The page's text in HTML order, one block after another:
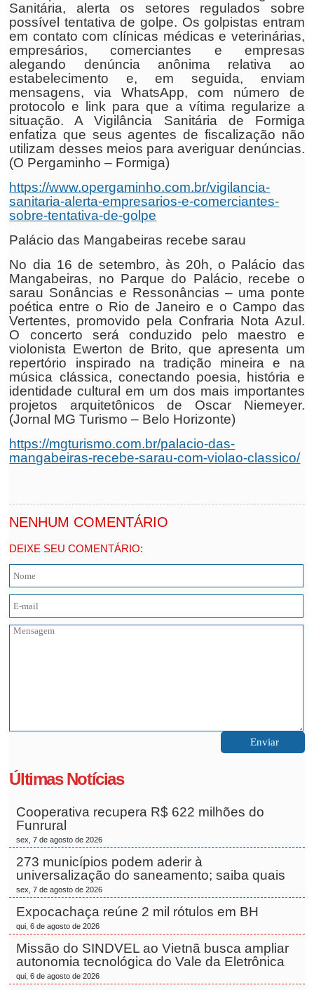
Sanitária, alerta os setores regulados sobre
possível tentativa de golpe. Os golpistas entram
em contato com clínicas médicas e veterinárias,
empresários, comerciantes e empresas
alegando denúncia anônima relativa ao
estabelecimento e, em seguida, enviam
mensagens, via WhatsApp, com número de
protocolo e link para que a vítima regularize a
situação. A Vigilância Sanitária de Formiga
enfatiza que seus agentes de fiscalização não
utilizam desses meios para averiguar denúncias.
(O Pergaminho – Formiga)
https://www.opergaminho.com.br/vigilancia-
sanitaria-alerta-empresarios-e-comerciantes-
sobre-tentativa-de-golpe
Palácio das Mangabeiras recebe sarau
No dia 16 de setembro, às 20h, o Palácio das
Mangabeiras, no Parque do Palácio, recebe o
sarau Sonâncias e Ressonâncias – uma ponte
poética entre o Rio de Janeiro e o Campo das
Vertentes, promovido pela Confraria Nota Azul.
O concerto será conduzido pelo maestro e
violonista Ewerton de Brito, que apresenta um
repertório inspirado na tradição mineira e na
música clássica, conectando poesia, história e
identidade cultural em um dos mais importantes
projetos arquitetônicos de Oscar Niemeyer.
(Jornal MG Turismo – Belo Horizonte)
https://mgturismo.com.br/palacio-das-
mangabeiras-recebe-sarau-com-violao-classico/
NENHUM COMENTÁRIO
DEIXE SEU COMENTÁRIO:
Últimas Notícias
Cooperativa recupera R$ 622 milhões do
Funrural
sex, 7 de agosto de 2026
273 municípios podem aderir à
universalização do saneamento; saiba quais
sex, 7 de agosto de 2026
Expocachaça reúne 2 mil rótulos em BH
qui, 6 de agosto de 2026
Missão do SINDVEL ao Vietnã busca ampliar
autonomia tecnológica do Vale da Eletrônica
qui, 6 de agosto de 2026